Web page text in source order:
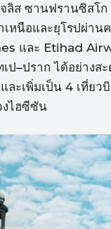
จลิส ซานฟรานซิส
เหนือและยุโรปผ่า
และ Etihad
ป–ปราก ได้อย่างส
ะเพิ่มเป็น 4 เที่ย
งไฮซีซัน